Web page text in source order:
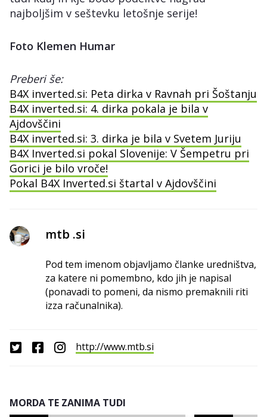
najboljšim v seštevku letošnje serije!
Foto Klemen Humar
Preberi še:
B4X inverted.si: Peta dirka v Ravnah pri Šoštanju
B4X inverted.si: 4. dirka pokala je bila v
Ajdovščini
B4X inverted.si: 3. dirka je bila v Svetem Juriju
B4X Inverted.si pokal Slovenije: V Šempetru pri
Gorici je bilo vroče!
Pokal B4X Inverted.si štartal v Ajdovščini
mtb .si
Pod tem imenom objavljamo članke uredništva,
za katere ni pomembno, kdo jih je napisal
(ponavadi to pomeni, da nismo premaknili riti
izza računalnika).
http://www.mtb.si
MORDA TE ZANIMA TUDI